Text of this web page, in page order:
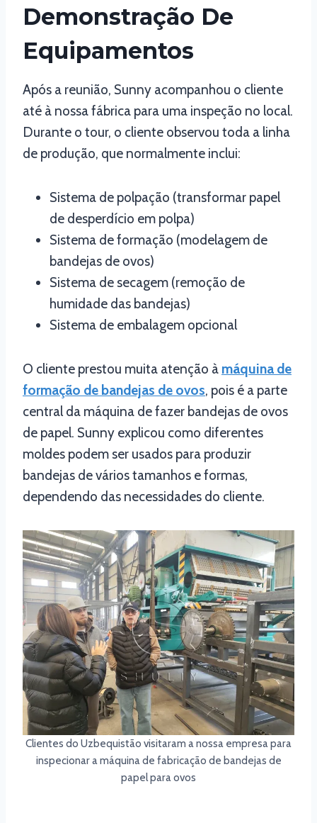
Demonstração De
Equipamentos
Após a reunião, Sunny acompanhou o cliente
até à nossa fábrica para uma inspeção no local.
Durante o tour, o cliente observou toda a linha
de produção, que normalmente inclui:
Sistema de polpação (transformar papel
de desperdício em polpa)
Sistema de formação (modelagem de
bandejas de ovos)
Sistema de secagem (remoção de
humidade das bandejas)
Sistema de embalagem opcional
O cliente prestou muita atenção à máquina de
formação de bandejas de ovos, pois é a parte
central da máquina de fazer bandejas de ovos
de papel. Sunny explicou como diferentes
moldes podem ser usados para produzir
bandejas de vários tamanhos e formas,
dependendo das necessidades do cliente.
Clientes do Uzbequistão visitaram a nossa empresa para
inspecionar a máquina de fabricação de bandejas de
papel para ovos